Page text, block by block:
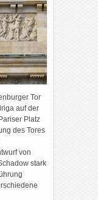
Tor
auf der
Platz
des Tores
von
stark